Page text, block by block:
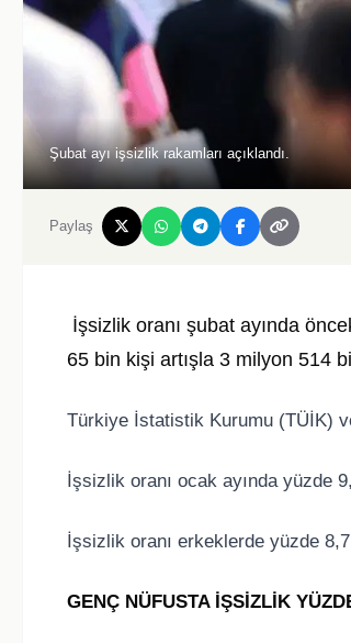
Şubat ayı işsizlik rakamları açıklandı.
Paylaş
İşsizlik oranı şubat ayında
65 bin kişi artışla 3 milyon 514
Türkiye İstatistik Kurumu (TÜİK)
İşsizlik oranı ocak ayında yüzde
İşsizlik oranı erkeklerde yüzde
GENÇ NÜFUSTA İŞSİZLİK